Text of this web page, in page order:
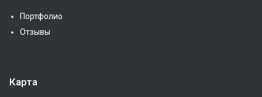
Портфолио
Отзывы
Карта